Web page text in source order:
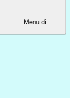
Menu di